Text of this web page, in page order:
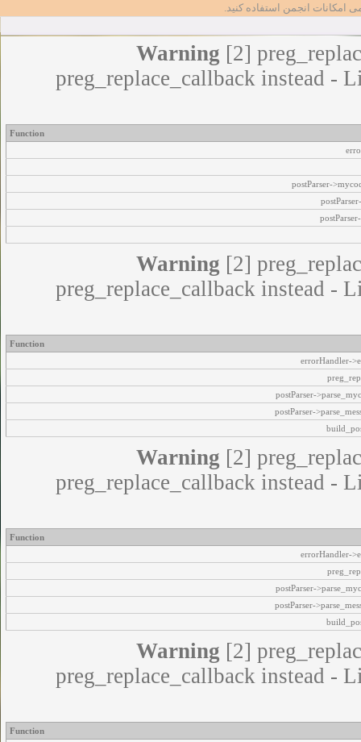
امکانات انجمن استفاده کنید.
Warning [2]
preg_replace_callback instead -
Function
postParser-
Warning [2]
preg_replace_callback instead -
Function
errorHandler-
postParser-
postParser-
Warning [2]
preg_replace_callback instead -
Function
errorHandler-
postParser-
postParser-
Warning [2]
preg_replace_callback instead -
Function